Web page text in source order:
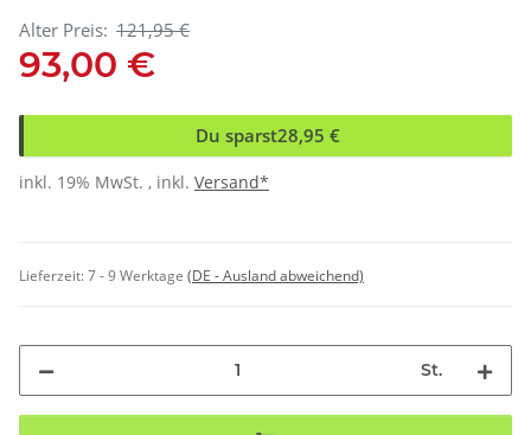
Alter Preis: 121,95 €
93,00 €
Du sparst28,95 €
inkl. 19% MwSt. , inkl. Versand*
Lieferzeit:7 - 9 Werktage (DE - Ausland abweichend)
St.